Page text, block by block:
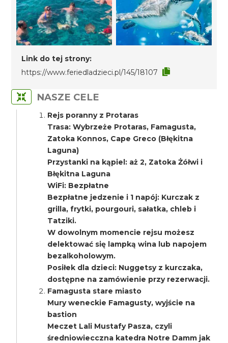
Link do tej strony:
https://www.feriedladzieci.pl/145/18107
NASZE CELE
Rejs poranny z Protaras
Trasa: Wybrzeże Protaras, Famagusta,
Zatoka Konnos, Cape Greco (Błękitna
Laguna)
Przystanki na kąpiel: aż 2, Zatoka Żółwi i
Błękitna Laguna
WiFi: Bezpłatne
Bezpłatne jedzenie i 1 napój: Kurczak z
grilla, frytki, pourgouri, sałatka, chleb i
Tatziki.
W dowolnym momencie rejsu możesz
delektować się lampką wina lub napojem
bezalkoholowym.
Posiłek dla dzieci: Nuggetsy z kurczaka,
dostępne na zamówienie przy rezerwacji.
Famagusta stare miasto
Mury weneckie Famagusty, wyjście na
bastion
Meczet Lali Mustafy Pasza, czyli
średniowiecczna katedra Notre Damm jak